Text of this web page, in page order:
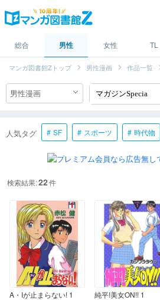
総合 男性 女性 TL
マンガ図書館Zトップ 男性漫画 作品一覧
人気タグ SF スポーツ 時代物
検索結果:22件
A・Iが止まらない! 1 純平!美女ON!! 1